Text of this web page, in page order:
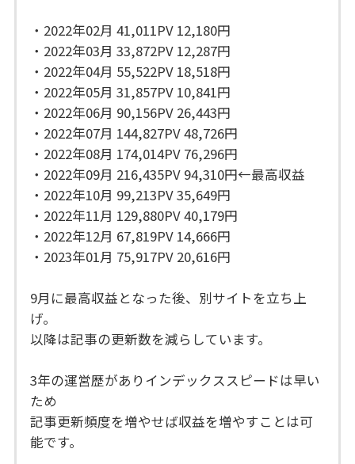
・2022年02月 41,011PV 12,180円
・2022年03月 33,872PV 12,287円
・2022年04月 55,522PV 18,518円
・2022年05月 31,857PV 10,841円
・2022年06月 90,156PV 26,443円
・2022年07月 144,827PV 48,726円
・2022年08月 174,014PV 76,296円
・2022年09月 216,435PV 94,310円←最高収益
・2022年10月 99,213PV 35,649円
・2022年11月 129,880PV 40,179円
・2022年12月 67,819PV 14,666円
・2023年01月 75,917PV 20,616円
9月に最高収益となった後、別サイトを立ち上
げ。
以降は記事の更新数を減らしています。
3年の運営歴がありインデックススピードは早い
ため
記事更新頻度を増やせば収益を増やすことは可
能です。